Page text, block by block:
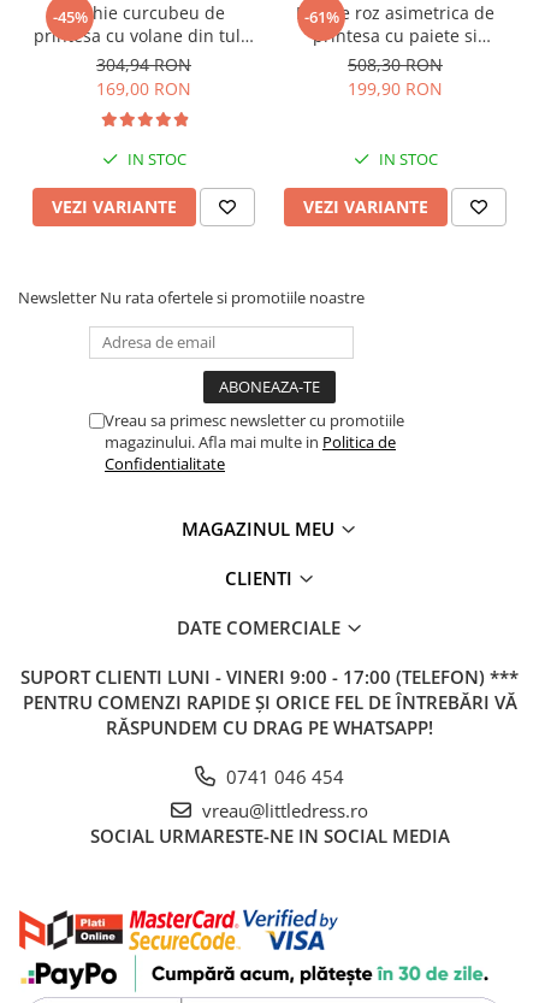
-45%
Rochie curcubeu de
printesa cu volane din tulle
si sectiuni transparente
304,94 RON
169,00 RON
IN STOC
VEZI VARIANTE
-61%
Rochie roz asimetrica de
printesa cu paiete si
maneca scurta
508,30 RON
199,90 RON
IN STOC
VEZI VARIANTE
Newsletter Nu rata ofertele si promotiile noastre
Vreau sa primesc newsletter cu promotiile
magazinului. Afla mai multe in Politica de
Confidentialitate
MAGAZINUL MEU
CLIENTI
DATE COMERCIALE
SUPORT CLIENTI LUNI - VINERI 9:00 - 17:00 (TELEFON) ***
PENTRU COMENZI RAPIDE ȘI ORICE FEL DE ÎNTREBĂRI VĂ
RĂSPUNDEM CU DRAG PE WHATSAPP!
0741 046 454
vreau@littledress.ro
SOCIAL URMARESTE-NE IN SOCIAL MEDIA